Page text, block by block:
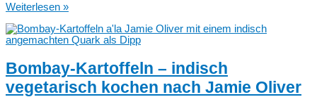
Orientalische
Weiterlesen »
Bombay-Kartoffeln – indisch
vegetarisch kochen nach Jamie Oliver